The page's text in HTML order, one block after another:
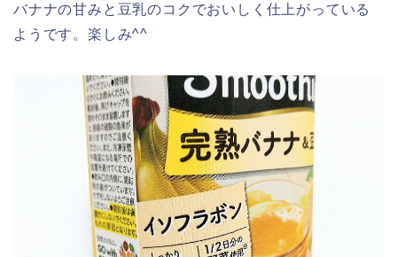
バナナの甘みと豆乳のコクでおいしく仕上がっている
ようです。楽しみ^^